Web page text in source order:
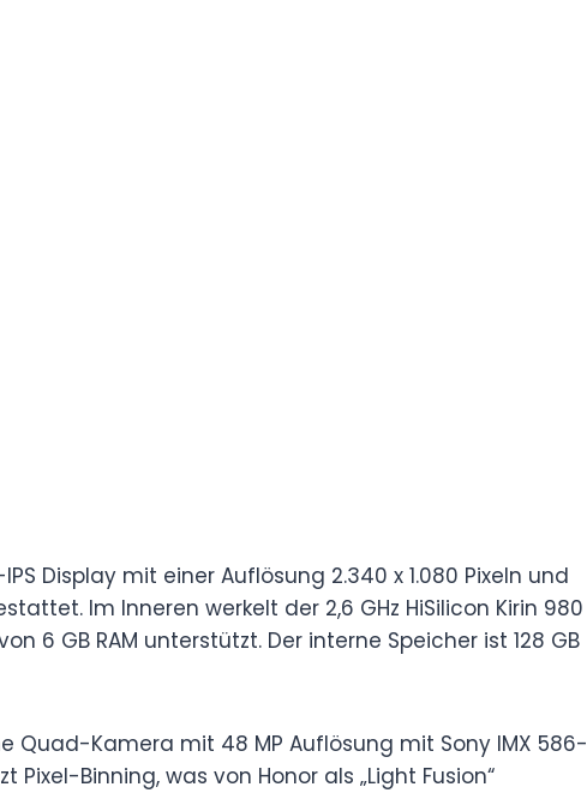
Display mit einer Auflösung 2.340 x 1.080 Pixeln und
Im Inneren werkelt der 2,6 GHz HiSilicon Kirin 980
6 GB RAM unterstützt. Der interne Speicher ist 128 GB
Quad-Kamera mit 48 MP Auflösung mit Sony IMX 586-
Pixel-Binning, was von Honor als „Light Fusion“